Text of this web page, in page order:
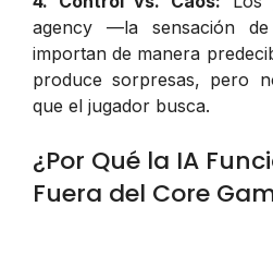
agency —la sensación
importan de manera
produce sorpresas, pero
que el jugador busca.
¿Por Qué la IA
Fuera del Core